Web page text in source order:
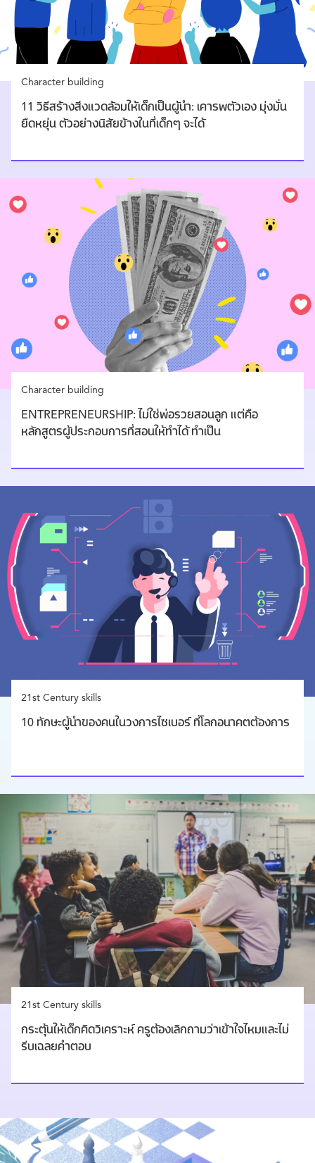
Character building
11 วิธีสร้างสิ่งแวดล้อมให้เด็กเป็นผู้นำ: เคารพตัวเอง มุ่งมั่น
ยืดหยุ่น ตัวอย่างนิสัยข้างในที่เด็กๆ จะได้
Character building
ENTREPRENEURSHIP: ไม่ใช่พ่อรวยสอนลูก แต่คือ
หลักสูตรผู้ประกอบการที่สอนให้ทำได้ ทำเป็น
21st Century skills
10 ทักษะผู้นำของคนในวงการไซเบอร์ ที่โลกอนาคตต้องการ
21st Century skills
กระตุ้นให้เด็กคิดวิเคราะห์ ครูต้องเลิกถามว่าเข้าใจไหมและไม่
รีบเฉลยคำตอบ